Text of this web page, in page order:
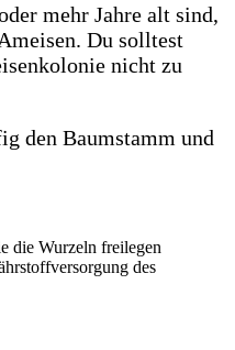
mehr Jahre alt sind,
Du solltest
nicht zu
den Baumstamm und
die Wurzeln freilegen
des